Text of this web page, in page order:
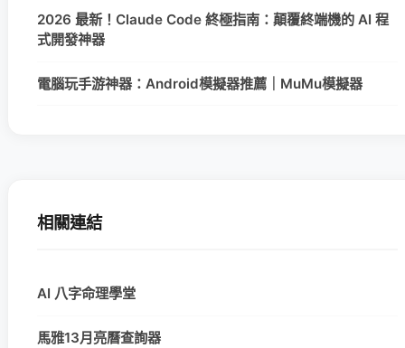
2026 最新！Claude Code 終極指南：顛覆終端機的 AI 程
式開發神器
電腦玩手游神器：Android模擬器推薦｜MuMu模擬器
相關連結
AI 八字命理學堂
馬雅13月亮曆查詢器